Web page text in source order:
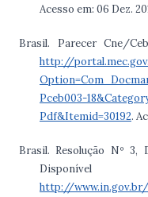
Acesso em: 06 Dez.
Brasil. Parecer Cne/
http://
Pceb003-
Pdf&Itemid=30192.
Brasil. Resolução Nº 3,
http://